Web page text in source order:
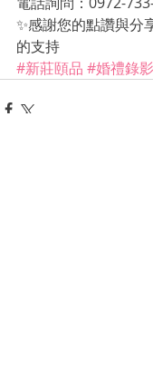
✨感謝您的點讚與分
的支持
#新莊頤品 #婚禮錄影